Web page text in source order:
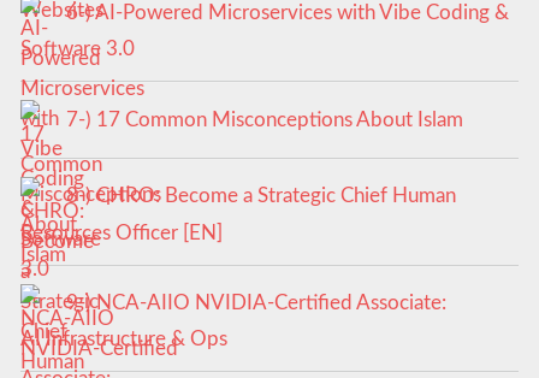
6-) AI-Powered Microservices with Vibe Coding &
Software 3.0
7-) 17 Common Misconceptions About Islam
8-) CHRO: Become a Strategic Chief Human
Resources Officer [EN]
9-) NCA‑AIIO NVIDIA‑Certified Associate:
AI Infrastructure & Ops